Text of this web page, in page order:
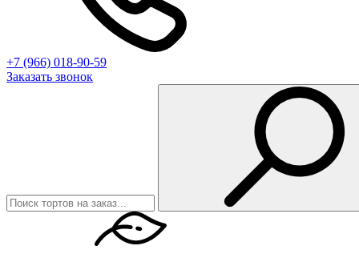
+7 (966) 018-90-59
Заказать звонок